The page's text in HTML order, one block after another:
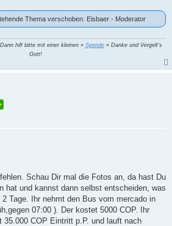
Thema verschoben. Eisbaer - Moderator
hilf bitte mit einer kleinen » Spende« Danke und Vergelt's
Gott!
Schau Dir mal die Fotos an, da hast Du
hat und kannst dann selbst entscheiden, was
Tage. Ihr nehmt den Bus vom mercado in
07:00 ). Der kostet 5000 COP. Ihr
COP Eintritt p.P. und lauft nach